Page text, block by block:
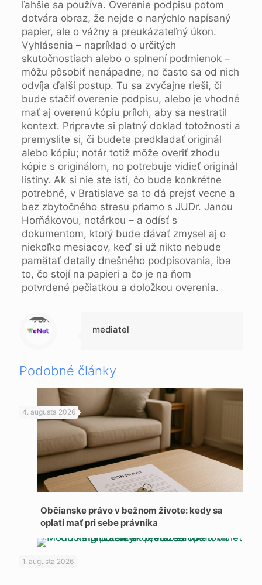
ľahšie sa používa. Overenie podpisu potom
dotvára obraz, že nejde o narýchlo napísaný
papier, ale o vážny a preukázateľný úkon.
Vyhlásenia – napríklad o určitých
skutočnostiach alebo o splnení podmienok –
môžu pôsobiť nenápadne, no často sa od nich
odvíja ďalší postup. Tu sa zvyčajne rieši, či
bude stačiť overenie podpisu, alebo je vhodné
mať aj overenú kópiu príloh, aby sa nestratil
kontext. Pripravte si platný doklad totožnosti a
premyslite si, či budete predkladať originál
alebo kópiu; notár totiž môže overiť zhodu
kópie s originálom, no potrebuje vidieť originál
listiny. Ak si nie ste istí, čo bude konkrétne
potrebné, v Bratislave sa to dá prejsť vecne a
bez zbytočného stresu priamo s JUDr. Janou
Horňákovou, notárkou – a odísť s
dokumentom, ktorý bude dávať zmysel aj o
niekoľko mesiacov, keď si už nikto nebude
pamätať detaily dnešného podpisovania, iba
to, čo stojí na papieri a čo je na ňom
potvrdené pečiatkou a doložkou overenia.
Warning
: Trying to access array offset on null in
/data/b/e/bee37f70-0f83-454a-8676-0156b88cd957/blogujeme.online/web/wp-content/themes/betheme-child/includes/content-single.php
on line
286
mediatel
Podobné články
4. augusta 2026
Občianske právo v bežnom živote: kedy sa
oplatí mať pri sebe právnika
1. augusta 2026